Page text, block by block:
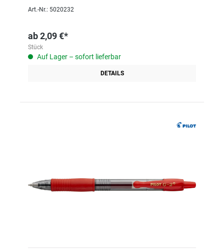
Art.-Nr.: 5020232
ab2,09 €*
Stück
Auf Lager – sofort lieferbar
DETAILS